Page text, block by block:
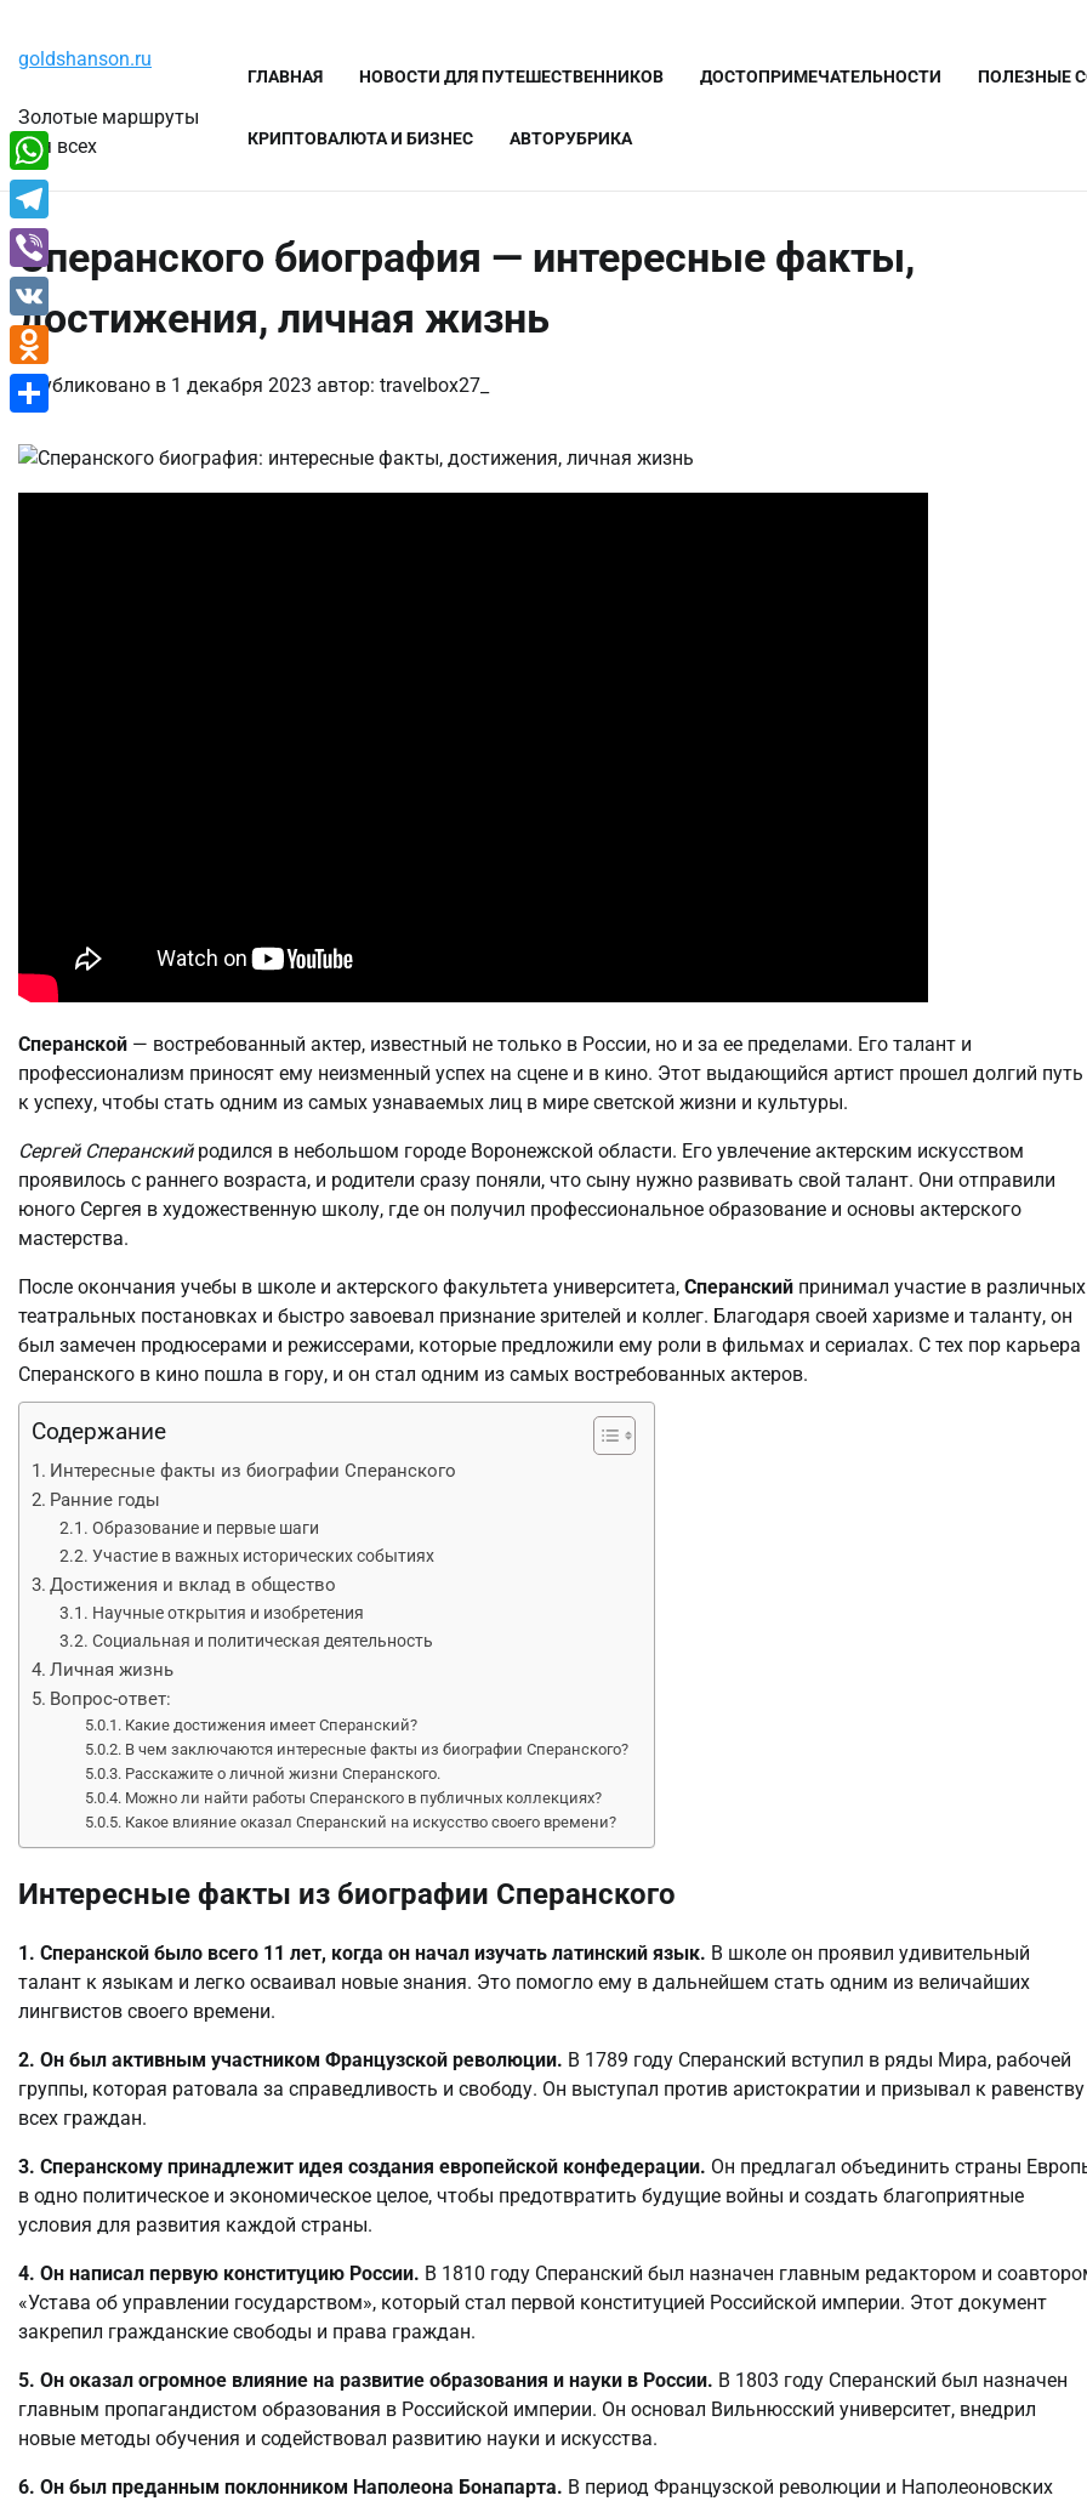
содержимому
goldshanson.ru
Золотые маршруты
для всех
ГЛАВНАЯ НОВОСТИ ДЛЯ ПУТЕШЕСТВЕННИКОВ ДОСТОПРИМЕЧАТЕЛЬНОСТИ ПОЛЕЗНЫЕ
КРИПТОВАЛЮТА И БИЗНЕС АВТОРУБРИКА
Сперанского биография — интересные факты,
достижения, личная жизнь
Опубликовано в 1 декабря 2023 автор: travelbox27_
Сперанской — востребованный актер, известный не только в России, но и за ее пределами. Его талант и
профессионализм приносят ему неизменный успех на сцене и в кино. Этот выдающийся артист прошел долгий путь
к успеху, чтобы стать одним из самых узнаваемых лиц в мире светской жизни и культуры.
Сергей Сперанскийродился в небольшом городе Воронежской области. Его увлечение актерским искусством
проявилось с раннего возраста, и родители сразу поняли, что сыну нужно развивать свой талант. Они отправили
юного Сергея в художественную школу, где он получил профессиональное образование и основы актерского
мастерства.
После окончания учебы в школе и актерского факультета университета, Сперанский принимал участие в различных
театральных постановках и быстро завоевал признание зрителей и коллег. Благодаря своей харизме и таланту, он
был замечен продюсерами и режиссерами, которые предложили ему роли в фильмах и сериалах. С тех пор карьера
Сперанского в кино пошла в гору, и он стал одним из самых востребованных актеров.
Содержание
Интересные факты из биографии Сперанского
Ранние годы
Образование и первые шаги
Участие в важных исторических событиях
Достижения и вклад в общество
Научные открытия и изобретения
Социальная и политическая деятельность
Личная жизнь
Вопрос-ответ:
Какие достижения имеет Сперанский?
В чем заключаются интересные факты из биографии Сперанского?
Расскажите о личной жизни Сперанского.
Можно ли найти работы Сперанского в публичных коллекциях?
Какое влияние оказал Сперанский на искусство своего времени?
Интересные факты из биографии Сперанского
1. Сперанской было всего 11 лет, когда он начал изучать латинский язык. В школе он проявил удивительный
талант к языкам и легко осваивал новые знания. Это помогло ему в дальнейшем стать одним из величайших
лингвистов своего времени.
2. Он был активным участником Французской революции. В 1789 году Сперанский вступил в ряды Мира, рабочей
группы, которая ратовала за справедливость и свободу. Он выступал против аристократии и призывал к равенству
всех граждан.
3. Сперанскому принадлежит идея создания европейской конфедерации. Он предлагал объединить страны
в одно политическое и экономическое целое, чтобы предотвратить будущие войны и создать благоприятные
условия для развития каждой страны.
4. Он написал первую конституцию России. В 1810 году Сперанский был назначен главным редактором и
«Устава об управлении государством», который стал первой конституцией Российской империи. Этот документ
закрепил гражданские свободы и права граждан.
5. Он оказал огромное влияние на развитие образования и науки в России. В 1803 году Сперанский был назначен
главным пропагандистом образования в Российской империи. Он основал Вильнюсский университет, внедрил
новые методы обучения и содействовал развитию науки и искусства.
6. Он был преданным поклонником Наполеона Бонапарта. В период Французской революции и Наполеоновских
WhatsApp
Telegram
Viber
VK
Odnoklassniki